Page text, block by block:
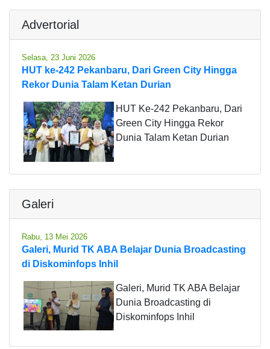
Advertorial
Selasa, 23 Juni 2026
HUT ke-242 Pekanbaru, Dari Green City Hingga
Rekor Dunia Talam Ketan Durian
HUT Ke-242 Pekanbaru, Dari
Green City Hingga Rekor
Dunia Talam Ketan Durian
Galeri
Rabu, 13 Mei 2026
Galeri, Murid TK ABA Belajar Dunia Broadcasting
di Diskominfops Inhil
Galeri, Murid TK ABA Belajar
Dunia Broadcasting di
Diskominfops Inhil